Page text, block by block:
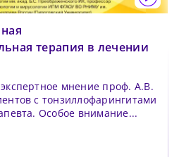
терапия в лечении
мнение проф. А.В.
с тонзиллофарингитами
в практике врача- терапевта. Особое внимание...